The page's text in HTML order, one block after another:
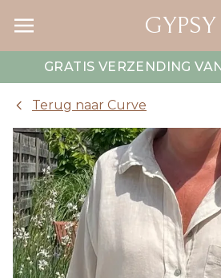
GYPSY
GRATIS VERZENDING
Terug naar Curve